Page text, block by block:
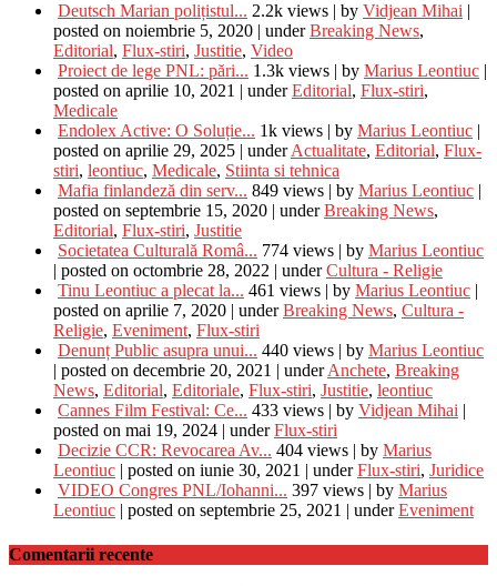
Deutsch Marian polițistul... 2.2k views | by Vidjean Mihai |
posted on noiembrie 5, 2020 | underBreaking News,
Editorial, Flux-stiri, Justitie, Video
Proiect de lege PNL: pări... 1.3k views | by Marius Leontiuc |
posted on aprilie 10, 2021 | underEditorial, Flux-stiri,
Medicale
Endolex Active: O Soluție... 1k views | by Marius Leontiuc |
posted on aprilie 29, 2025 | underActualitate, Editorial, Flux-
stiri, leontiuc, Medicale, Stiinta si tehnica
Mafia finlandeză din serv... 849 views | by Marius Leontiuc |
posted on septembrie 15, 2020 | underBreaking News,
Editorial, Flux-stiri, Justitie
Societatea Culturală Româ... 774 views | by Marius Leontiuc
| posted on octombrie 28, 2022 | underCultura - Religie
Tinu Leontiuc a plecat la... 461 views | by Marius Leontiuc |
posted on aprilie 7, 2020 | underBreaking News, Cultura -
Religie, Eveniment, Flux-stiri
Denunț Public asupra unui... 440 views | by Marius Leontiuc
| posted on decembrie 20, 2021 | underAnchete, Breaking
News, Editorial, Editoriale, Flux-stiri, Justitie, leontiuc
Cannes Film Festival: Ce... 433 views | by Vidjean Mihai |
posted on mai 19, 2024 | underFlux-stiri
Decizie CCR: Revocarea Av... 404 views | by Marius
Leontiuc | posted on iunie 30, 2021 | underFlux-stiri, Juridice
VIDEO Congres PNL/Iohanni... 397 views | by Marius
Leontiuc | posted on septembrie 25, 2021 | underEveniment
Comentarii recente